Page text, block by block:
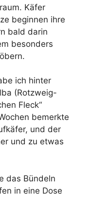
Käfer
beginnen ihre
bald darin
besonders
ich hinter
(Rotzweig-
Fleck“
bemerkte
und der
und zu etwas
das Bündeln
in eine Dose